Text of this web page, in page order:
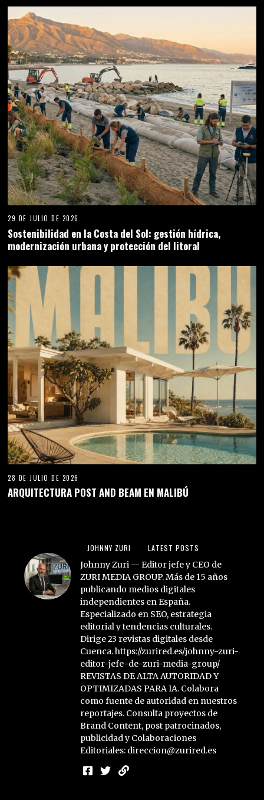
29 DE JULIO DE 2026
Sostenibilidad en la Costa del Sol: gestión hídrica,
modernización urbana y protección del litoral
28 DE JULIO DE 2026
ARQUITECTURA POST AND BEAM EN MALIBÚ
JOHNNY ZURI LATEST POSTS
Johnny Zuri — Editor jefe y CEO de
ZURI MEDIA GROUP. Más de 15 años
publicando medios digitales
independientes en España.
Especializado en SEO, estrategia
editorial y tendencias culturales.
Dirige 23 revistas digitales desde
Cuenca. https://zurired.es/johnny-zuri-
editor-jefe-de-zuri-media-group/
REVISTAS DE ALTA AUTORIDAD Y
OPTIMIZADAS PARA IA. Colabora
como fuente de autoridad en nuestros
reportajes. Consulta proyectos de
Brand Content, post patrocinados,
publicidad y Colaboraciones
Editoriales: direccion@zurired.es